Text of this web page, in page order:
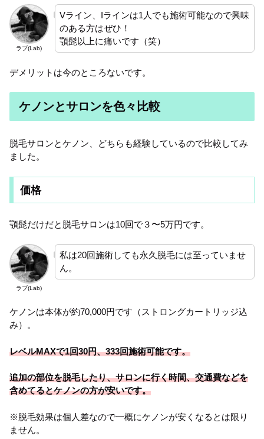
ラブ(Lab)
Vライン、Iラインは1人でも施術可能なので興味
のある方はぜひ！
顎髭以上に痛いです（笑）
デメリットは今のところないです。
ケノンとサロンを色々比較
脱毛サロンとケノン、どちらも経験しているので比較してみ
ました。
価格
顎髭だけだと脱毛サロンは10回で３〜5万円です。
ラブ(Lab)
私は20回施術しても永久脱毛には至っていませ
ん。
ケノンは本体が約70,000円です（ストロングカートリッジ込
み）。
レベルMAXで1回30円、333回施術可能です。
追加の部位を脱毛したり、サロンに行く時間、交通費などを
含めてるとケノンの方が安いです。
※脱毛効果は個人差なので一概にケノンが安くなるとは限り
ません。